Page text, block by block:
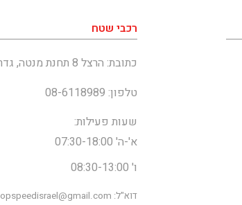
רכבי שטח
כתובת: הרצל 8 תחנת מנטה, גדרה
טלפון: 08-6118989
שעות פעילות:
א'-ה' 07:30-18:00
ו' 08:30-13:00
דוא"ל: topspeedisrael@gmail.com